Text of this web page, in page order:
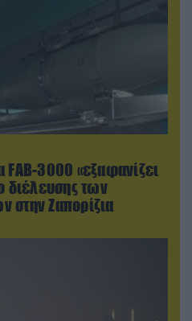
3000 «εξαφανίζει
διέλευσης των
στην Ζαπορίζια